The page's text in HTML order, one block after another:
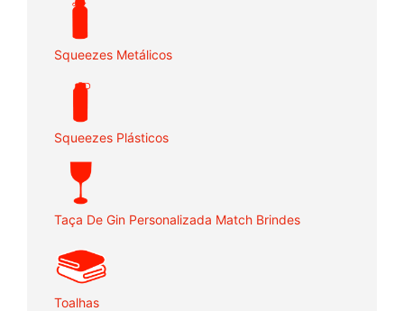
Squeezes Metálicos
Squeezes Plásticos
Taça De Gin Personalizada Match Brindes
Toalhas